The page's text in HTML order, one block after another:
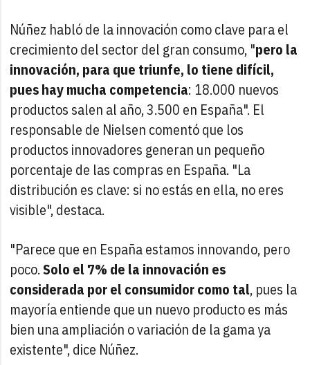
Núñez habló de la innovación como clave para el
crecimiento del sector del gran consumo, "pero la
innovación, para que triunfe, lo tiene difícil,
pues hay mucha competencia: 18.000 nuevos
productos salen al año, 3.500 en España". El
responsable de Nielsen comentó que los
productos innovadores generan un pequeño
porcentaje de las compras en España. "La
distribución es clave: si no estás en ella, no eres
visible", destaca.
"Parece que en España estamos innovando, pero
poco.Solo el 7% de la innovación es
considerada por el consumidor como tal, pues la
mayoría entiende que un nuevo producto es más
bien una ampliación o variación de la gama ya
existente", dice Núñez.